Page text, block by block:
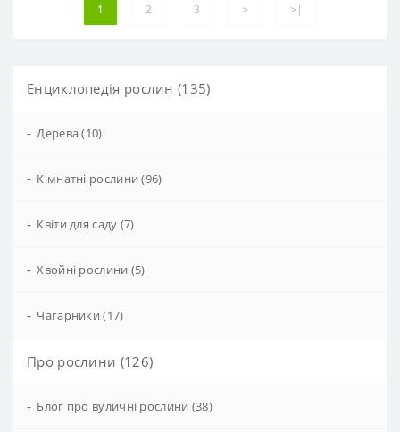
1 2 3 > >|
Енциклопедія рослин (135)
- Дерева (10)
- Кімнатні рослини (96)
- Квіти для саду (7)
- Хвойні рослини (5)
- Чагарники (17)
Про рослини (126)
- Блог про вуличні рослини (38)